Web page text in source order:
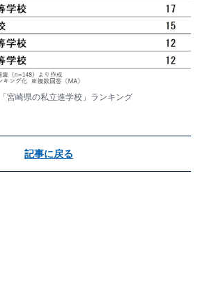
宮崎県の私立進学校」ランキング
記事に戻る